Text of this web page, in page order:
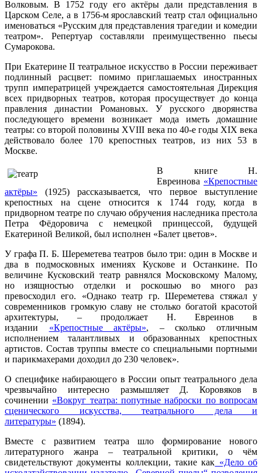
Волковым. В 1752 году его актёры дали представления в
Царском Селе, а в 1756-м ярославский театр стал официально
именоваться «Русским для представления трагедии и комедии
театром». Репертуар составляли преимущественно пьесы
Сумарокова.
При Екатерине II театральное искусство в России переживает
подлинный расцвет: помимо приглашаемых иностранных
трупп императрицей учреждается самостоятельная Дирекция
всех придворных театров, которая просуществует до конца
правления династии Романовых. У русского дворянства
последующего времени возникает мода иметь домашние
театры: со второй половины XVIII века по 40-е годы XIX века
действовало более 170 крепостных театров, из них 53 в
Москве.
В книге Н.
Евреинова «Крепостные
актёры» (1925) рассказывается, что первое выступление
крепостных на сцене относится к 1744 году, когда в
придворном театре по случаю обручения наследника престола
Петра Фёдоровича с немецкой принцессой, будущей
Екатериной Великой, был исполнен «Балет цветов».
У графа П. Б. Шереметева театров было три: один в Москве и
два в подмосковных имениях Кускове и Останкине. По
величине Кусковский театр равнялся Московскому Малому,
но изящностью отделки и роскошью во много раз
превосходил его. «Однако театр гр. Шереметева стяжал у
современников громкую славу не столько богатой красотой
архитектуры, – продолжает Н. Евреинов в
издании «Крепостные актёры», – сколько отличным
исполнением талантливых и образованных крепостных
артистов. Состав труппы вместе со специальными портными
и парикмахерами доходил до 230 человек».
О специфике набирающего в России опыт театрального дела
чрезвычайно интересно размышляет Д. Коровяков в
сочинении «Вокруг театра: попутные наброски по вопросам
сценического искусства, театрального дела и
литературы» (1894).
Вместе с развитием театра шло формирование нового
литературного жанра – театральной критики, о чём
свидетельствуют документы коллекции, такие как «Дело об